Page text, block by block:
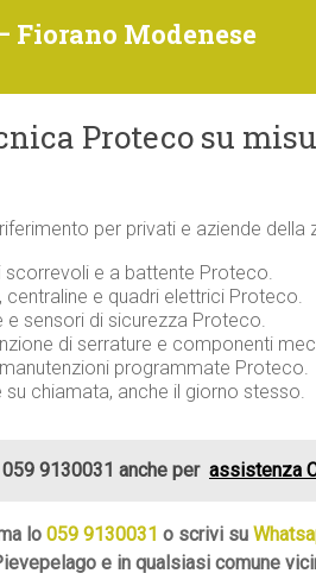
Fiorano Modenese
Proteco su
per privati e aziende della
scorrevoli e a battente Proteco.
e quadri elettrici Proteco.
e sensori di sicurezza Proteco.
di serrature e componenti
programmate Proteco.
su chiamata, anche il giorno stesso.
9130031 anche per assistenza
lo 059 9130031 o scrivi su
e in qualsiasi comune